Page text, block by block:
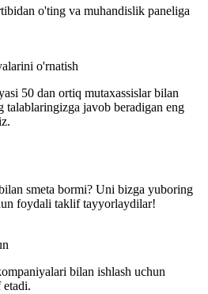
o'ting va muhandislik paneliga
o'rnatish
50 dan ortiq mutaxassislar bilan
javob beradigan eng
smeta bormi? Uni bizga yuboring
foydali taklif tayyorlaydilar!
bilan ishlash uchun